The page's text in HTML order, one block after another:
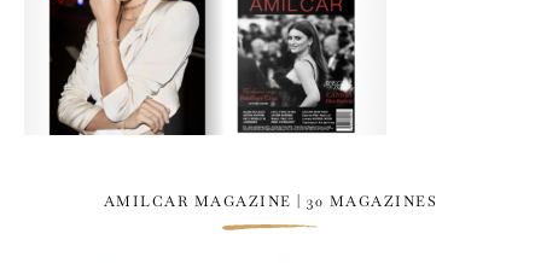
AMILCAR MAGAZINE | 30 MAGAZINES